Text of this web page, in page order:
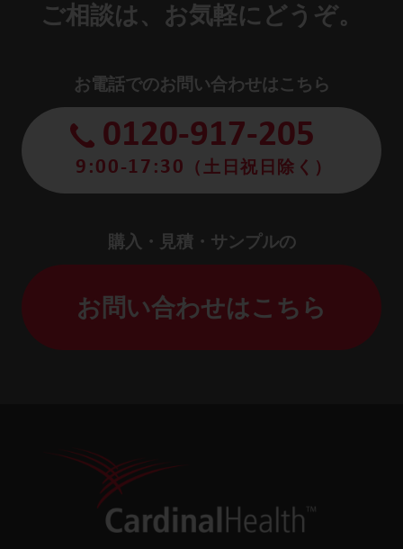
ご相談は、お気軽にどうぞ。
お電話でのお問い合わせはこちら
0120-917-205
9:00-17:30 （土日祝日除く）
購入・見積・サンプルの
お問い合わせはこちら